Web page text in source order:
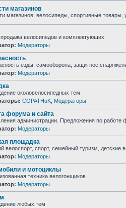
магазинов
магазинов: велосипеды, спортивные товары,
велосипедов и комплектующих
Модераторы
езды, самооборона, защитное
Модераторы
околовелосипедных тем
COPATHuK Модераторы
форума и сайта
администрации. Предложения по работе
Модераторы
площадка
велоспорт, спорт, семейный туризм, детские
Модераторы
и мотоциклы
техника велогонщиков
Модераторы
любых тем